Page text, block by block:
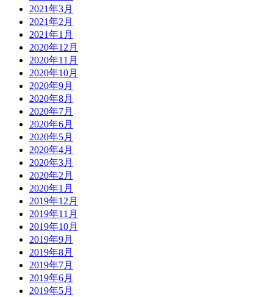
2021年3月
2021年2月
2021年1月
2020年12月
2020年11月
2020年10月
2020年9月
2020年8月
2020年7月
2020年6月
2020年5月
2020年4月
2020年3月
2020年2月
2020年1月
2019年12月
2019年11月
2019年10月
2019年9月
2019年8月
2019年7月
2019年6月
2019年5月